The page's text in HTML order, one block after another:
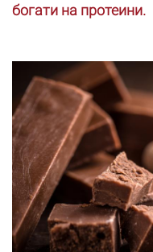
богати на протеини.